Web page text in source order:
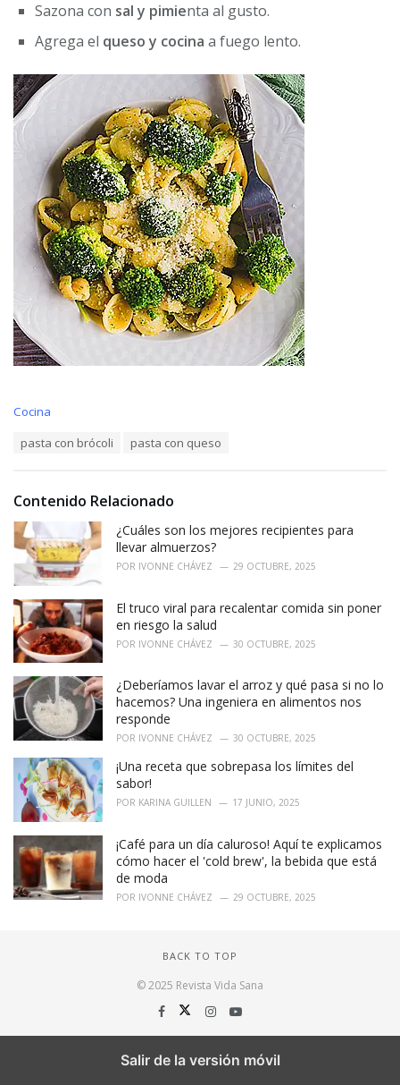
Sazona con sal y pimienta al gusto.
Agrega el queso y cocina a fuego lento.
C
r
i
Cocina
:
pasta con brócoli pasta con queso
Contenido Relacionado
¿Cuáles son los mejores recipientes para
llevar almuerzos?
POR IVONNE CHÁVEZ 29 OCTUBRE, 2025
El truco viral para recalentar comida sin poner
en riesgo la salud
POR IVONNE CHÁVEZ 30 OCTUBRE, 2025
¿Deberíamos lavar el arroz y qué pasa si no lo
hacemos? Una ingeniera en alimentos nos
responde
POR IVONNE CHÁVEZ 30 OCTUBRE, 2025
¡Una receta que sobrepasa los límites del
sabor!
POR KARINA GUILLEN 17 JUNIO, 2025
¡Café para un día caluroso! Aquí te explicamos
cómo hacer el 'cold brew', la bebida que está
de moda
POR IVONNE CHÁVEZ 29 OCTUBRE, 2025
BACK TO TOP
© 2025 Revista Vida Sana
Salir de la versión móvil